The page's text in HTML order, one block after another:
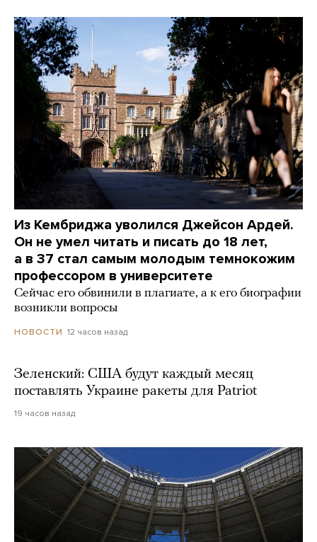
Из Кембриджа уволился Джейсон Ардей.
Он не умел читать и писать до 18 лет,
а в 37 стал самым молодым темнокожим
профессором в университете
Сейчас его обвинили в плагиате, а к его биографии
возникли вопросы
НОВОСТИ 12 часов назад
Зеленский: США будут каждый месяц
поставлять Украине ракеты для Patriot
19 часов назад